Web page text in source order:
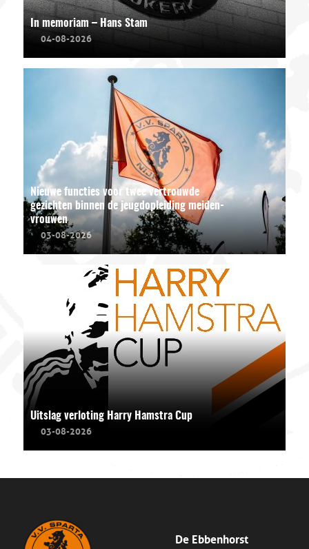
In memoriam – Hans Stam
04-08-2026
Nieuwe functies voor twee vertrouwde
gezichten binnen de jeugdopleiding meiden-
vrouwen
03-08-2026
Uitslag verloting Harry Hamstra Cup
03-08-2026
De Ebbenhorst